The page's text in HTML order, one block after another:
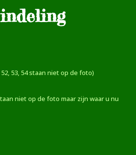
52, 53, 54 staan niet op de foto)
niet op de foto maar zijn waar u nu